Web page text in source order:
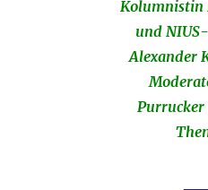
Kolumnistin
und
Alexander
Purrucker